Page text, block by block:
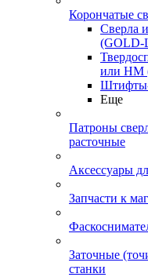
Корончатые
Сверла
(GOLD-
или HM
Штифты-
Еще
Патроны
расточные
Аксессуары
Запчасти к
Заточные
станки